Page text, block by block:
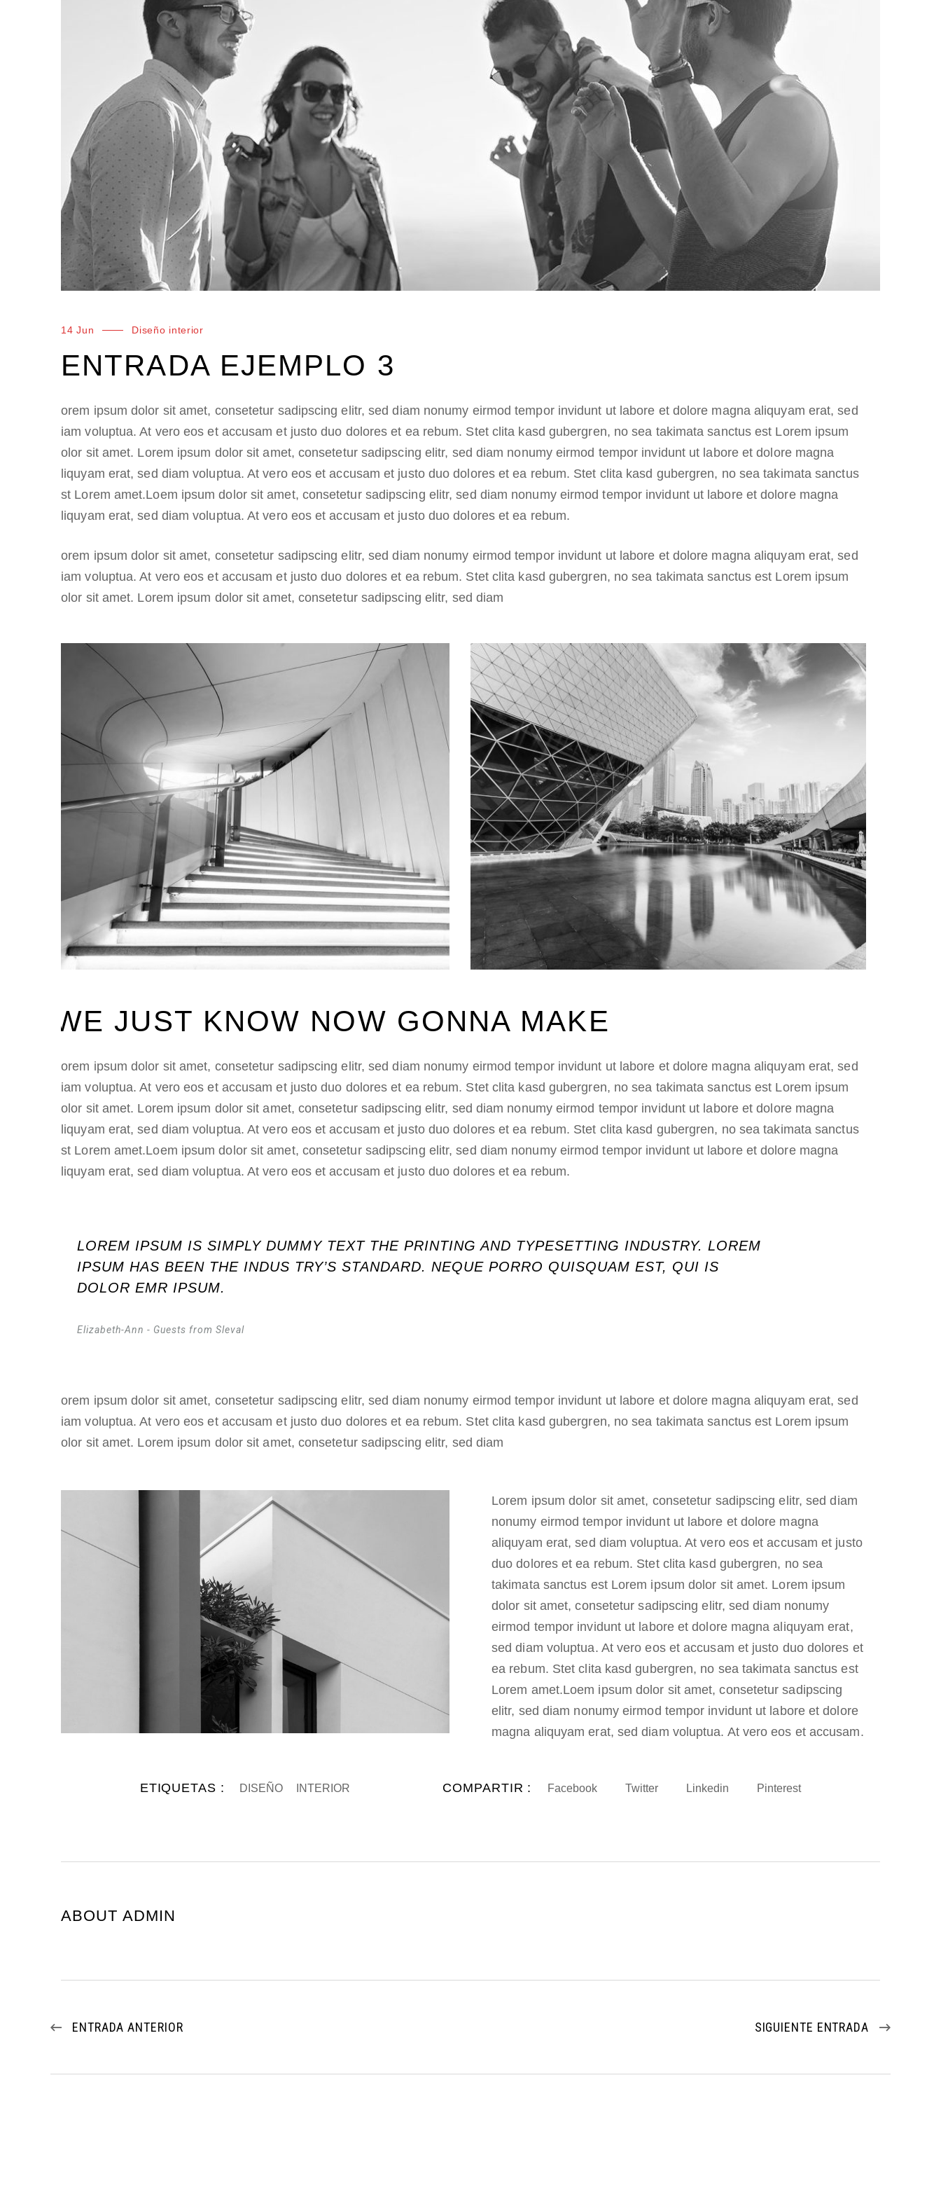
14 Jun Diseño interior
ENTRADA EJEMPLO 3
Lorem ipsum dolor sit amet, consetetur sadipscing elitr, sed diam nonumy eirmod tempor invidunt ut labore et dolore magna aliquyam erat, sed
diam voluptua. At vero eos et accusam et justo duo dolores et ea rebum. Stet clita kasd gubergren, no sea takimata sanctus est Lorem ipsum
dolor sit amet. Lorem ipsum dolor sit amet, consetetur sadipscing elitr, sed diam nonumy eirmod tempor invidunt ut labore et dolore magna
aliquyam erat, sed diam voluptua. At vero eos et accusam et justo duo dolores et ea rebum. Stet clita kasd gubergren, no sea takimata sanctus
est Lorem amet.Loem ipsum dolor sit amet, consetetur sadipscing elitr, sed diam nonumy eirmod tempor invidunt ut labore et dolore magna
aliquyam erat, sed diam voluptua. At vero eos et accusam et justo duo dolores et ea rebum.
Lorem ipsum dolor sit amet, consetetur sadipscing elitr, sed diam nonumy eirmod tempor invidunt ut labore et dolore magna aliquyam erat, sed
diam voluptua. At vero eos et accusam et justo duo dolores et ea rebum. Stet clita kasd gubergren, no sea takimata sanctus est Lorem ipsum
dolor sit amet. Lorem ipsum dolor sit amet, consetetur sadipscing elitr, sed diam
WE JUST KNOW NOW GONNA MAKE
Lorem ipsum dolor sit amet, consetetur sadipscing elitr, sed diam nonumy eirmod tempor invidunt ut labore et dolore magna aliquyam erat, sed
diam voluptua. At vero eos et accusam et justo duo dolores et ea rebum. Stet clita kasd gubergren, no sea takimata sanctus est Lorem ipsum
dolor sit amet. Lorem ipsum dolor sit amet, consetetur sadipscing elitr, sed diam nonumy eirmod tempor invidunt ut labore et dolore magna
aliquyam erat, sed diam voluptua. At vero eos et accusam et justo duo dolores et ea rebum. Stet clita kasd gubergren, no sea takimata sanctus
est Lorem amet.Loem ipsum dolor sit amet, consetetur sadipscing elitr, sed diam nonumy eirmod tempor invidunt ut labore et dolore magna
aliquyam erat, sed diam voluptua. At vero eos et accusam et justo duo dolores et ea rebum.
LOREM IPSUM IS SIMPLY DUMMY TEXT THE PRINTING AND TYPESETTING INDUSTRY. LOREM
IPSUM HAS BEEN THE INDUS TRY’S STANDARD. NEQUE PORRO QUISQUAM EST, QUI IS
DOLOR EMR IPSUM.
Elizabeth-Ann - Guests from Sleval
Lorem ipsum dolor sit amet, consetetur sadipscing elitr, sed diam nonumy eirmod tempor invidunt ut labore et dolore magna aliquyam erat, sed
diam voluptua. At vero eos et accusam et justo duo dolores et ea rebum. Stet clita kasd gubergren, no sea takimata sanctus est Lorem ipsum
dolor sit amet. Lorem ipsum dolor sit amet, consetetur sadipscing elitr, sed diam
Lorem ipsum dolor sit amet, consetetur sadipscing elitr, sed diam
nonumy eirmod tempor invidunt ut labore et dolore magna
aliquyam erat, sed diam voluptua. At vero eos et accusam et justo
duo dolores et ea rebum. Stet clita kasd gubergren, no sea
takimata sanctus est Lorem ipsum dolor sit amet. Lorem ipsum
dolor sit amet, consetetur sadipscing elitr, sed diam nonumy
eirmod tempor invidunt ut labore et dolore magna aliquyam erat,
sed diam voluptua. At vero eos et accusam et justo duo dolores et
ea rebum. Stet clita kasd gubergren, no sea takimata sanctus est
Lorem amet.Loem ipsum dolor sit amet, consetetur sadipscing
elitr, sed diam nonumy eirmod tempor invidunt ut labore et dolore
magna aliquyam erat, sed diam voluptua. At vero eos et accusam.
ETIQUETAS : DISEÑO INTERIOR COMPARTIR : Facebook Twitter Linkedin Pinterest
ABOUT ADMIN
ENTRADA ANTERIOR SIGUIENTE ENTRADA